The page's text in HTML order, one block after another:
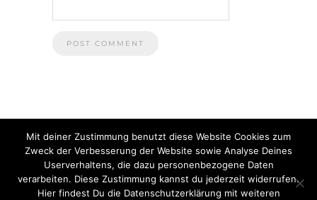
Mit deiner Zustimmung benutzt diese Website Cookies zum
Zweck der Verbesserung der Website sowie Analyse Deines
Userverhaltens, die dazu personenbezogene Daten
verarbeiten. Diese Zustimmung kannst du jederzeit widerrufen.
Hier findest Du die Datenschutzerklärung mit weiteren